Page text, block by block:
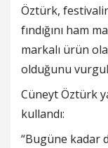
Öztürk,
fındığını ham
markalı ürün
olduğunu
Cüneyt Öztürk
kullandı:
“Bugüne kadar